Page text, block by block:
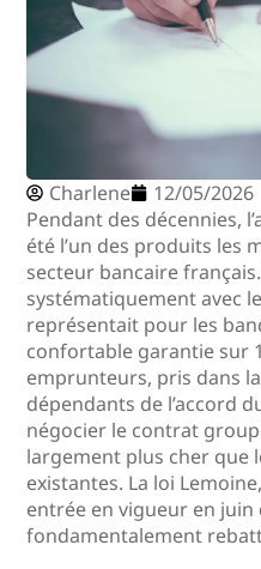
Charlene
12/05/2026
Pendant des décennies,
été l’un des produits les
secteur bancaire
systématiquement avec
représentait pour les
confortable garantie sur
emprunteurs, pris dans
dépendants de l’accord
négocier le contrat
largement plus cher que
existantes. La loi
entrée en vigueur en juin
fondamentalement